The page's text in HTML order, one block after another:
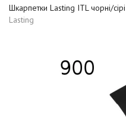
Шкарпетки Lasting ITL чорні/сірі
Lasting